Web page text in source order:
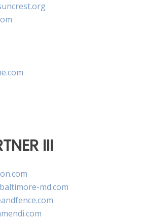
III
md.com